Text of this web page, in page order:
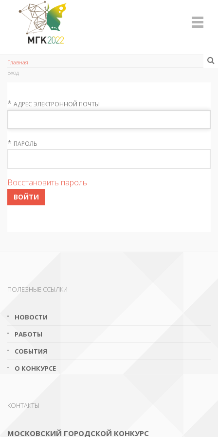
Главная
Вход
* АДРЕС ЭЛЕКТРОННОЙ ПОЧТЫ
* ПАРОЛЬ
Восстановить пароль
ВОЙТИ
ПОЛЕЗНЫЕ ССЫЛКИ
НОВОСТИ
РАБОТЫ
СОБЫТИЯ
О КОНКУРСЕ
КОНТАКТЫ
МОСКОВСКИЙ ГОРОДСКОЙ КОНКУРС